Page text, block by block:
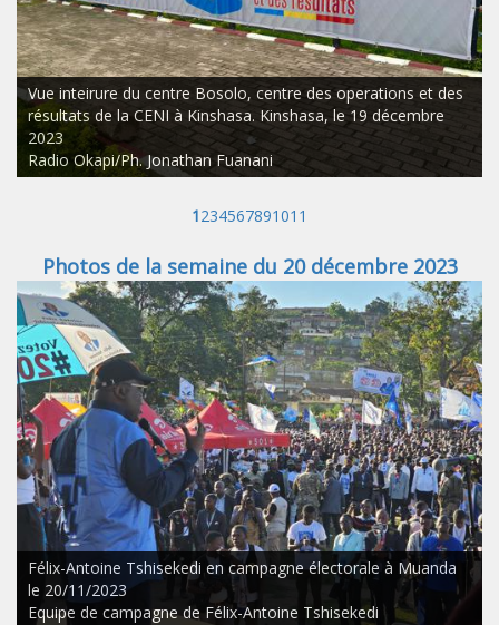
Vue inteirure du centre Bosolo, centre des operations et des
résultats de la CENI à Kinshasa. Kinshasa, le 19 décembre
2023
Radio Okapi/Ph. Jonathan Fuanani
1234567891011
Photos de la semaine du 20 décembre 2023
Félix-Antoine Tshisekedi en campagne électorale à Muanda
le 20/11/2023
Equipe de campagne de Félix-Antoine Tshisekedi